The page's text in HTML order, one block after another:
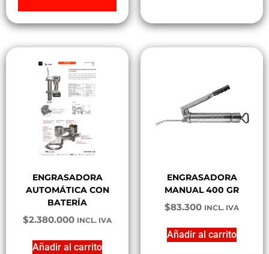
ENGRASADORA
AUTOMÁTICA CON
BATERÍA
$2.380.000 INCL. IVA
Añadir al carrito
ENGRASADORA
MANUAL 400 GR
$83.300 INCL. IVA
Añadir al carrito